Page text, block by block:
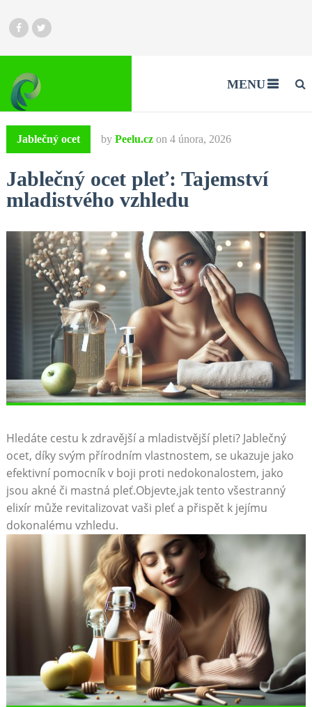
MENU
Jablečný ocet by Peelu.cz on 4 února, 2026
Jablečný ocet pleť: Tajemství
mladistvého vzhledu
Hledáte cestu k zdravější a mladistvější pleti? Jablečný
ocet, díky svým přírodním vlastnostem, se ukazuje jako
efektivní pomocník v boji proti nedokonalostem, jako
jsou akné či mastná pleť.Objevte,jak tento všestranný
elixír může revitalizovat vaši pleť a přispět k jejímu
dokonalému vzhledu.